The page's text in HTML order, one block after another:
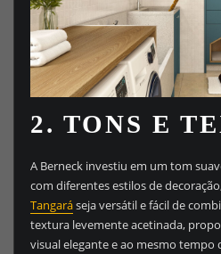
2. TONS E
A Berneck investiu em um tom
com diferentes estilos de
Tangaráseja versátil e fácil de
textura levemente acetinada,
visual elegante e ao mesmo tempo